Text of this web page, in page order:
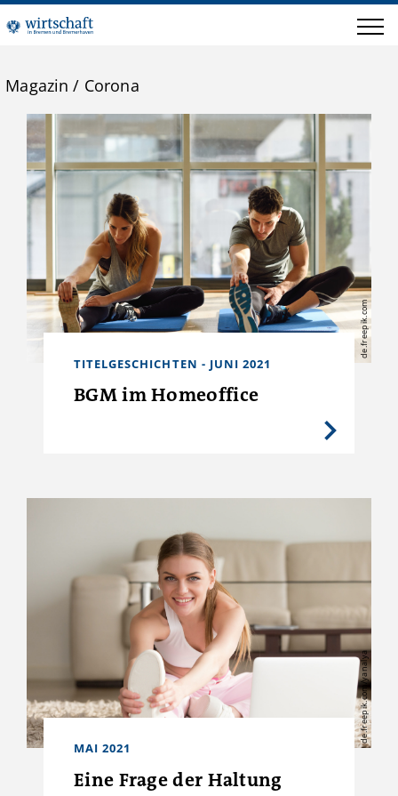
Magazin / Corona
de.freepik.com
TITELGESCHICHTEN - JUNI 2021
BGM im Homeoffice
de.freepik.com/yanalya
MAI 2021
Eine Frage der Haltung